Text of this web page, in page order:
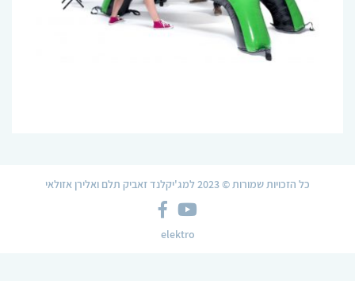
כל הזכויות שמורות © 2023 למג'יקלנד זאביק תלם ואלירן אזולאי
צלמית
YouTube
צלמית
elektro